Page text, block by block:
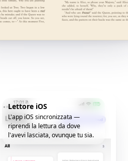
Lettore iOS
L'app iOS sincronizzata —
riprendi la lettura da dove
l'avevi lasciata, ovunque tu sia.